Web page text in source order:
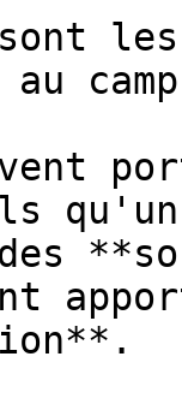
sont
camps